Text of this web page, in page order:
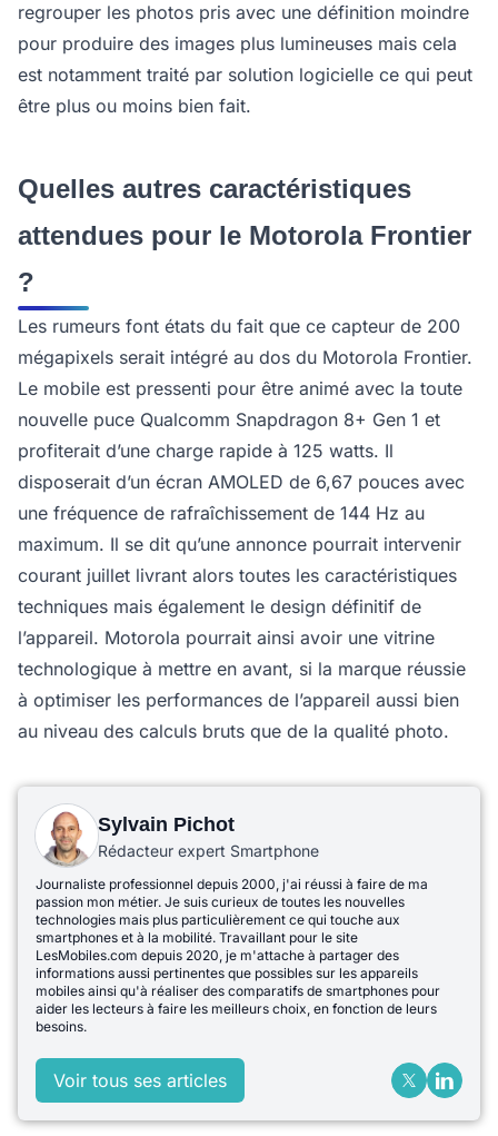
regrouper les photos pris avec une définition moindre
pour produire des images plus lumineuses mais cela
est notamment traité par solution logicielle ce qui peut
être plus ou moins bien fait.
Quelles autres caractéristiques
attendues pour le Motorola Frontier
?
Les rumeurs font états du fait que ce capteur de 200
mégapixels serait intégré au dos du Motorola Frontier.
Le mobile est pressenti pour être animé avec la toute
nouvelle puce Qualcomm Snapdragon 8+ Gen 1 et
profiterait d’une charge rapide à 125 watts. Il
disposerait d’un écran AMOLED de 6,67 pouces avec
une fréquence de rafraîchissement de 144 Hz au
maximum. Il se dit qu’une annonce pourrait intervenir
courant juillet livrant alors toutes les caractéristiques
techniques mais également le design définitif de
l’appareil. Motorola pourrait ainsi avoir une vitrine
technologique à mettre en avant, si la marque réussie
à optimiser les performances de l’appareil aussi bien
au niveau des calculs bruts que de la qualité photo.
Sylvain Pichot
Rédacteur expert Smartphone
Journaliste professionnel depuis 2000, j'ai réussi à faire de ma
passion mon métier. Je suis curieux de toutes les nouvelles
technologies mais plus particulièrement ce qui touche aux
smartphones et à la mobilité. Travaillant pour le site
LesMobiles.com depuis 2020, je m'attache à partager des
informations aussi pertinentes que possibles sur les appareils
mobiles ainsi qu'à réaliser des comparatifs de smartphones pour
aider les lecteurs à faire les meilleurs choix, en fonction de leurs
besoins.
Voir tous ses articles